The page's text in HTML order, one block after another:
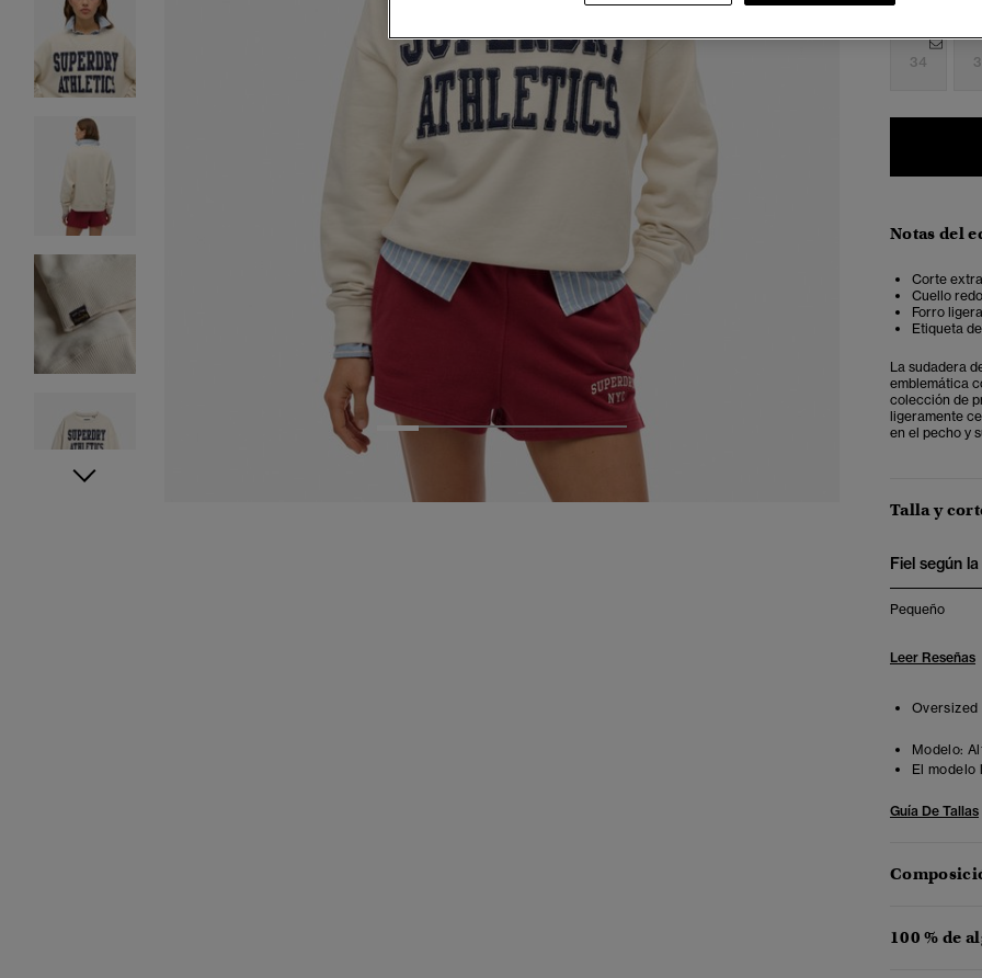
1 3 4 5 6
34
Notas del
Corte
Cuello
Forro
Etiqueta
La sudadera
emblemática
colección de
ligeramente
en el pecho y
Talla y
Fiel según
Pequeño
Leer Reseñas
Modelo:
El modelo
Guía De Tallas
100 % de